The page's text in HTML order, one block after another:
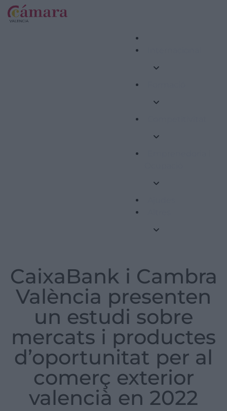
CaixaBank i Cambra
València presenten
un estudi sobre
mercats i productes
d’oportunitat per al
comerç exterior
valencià en 2022